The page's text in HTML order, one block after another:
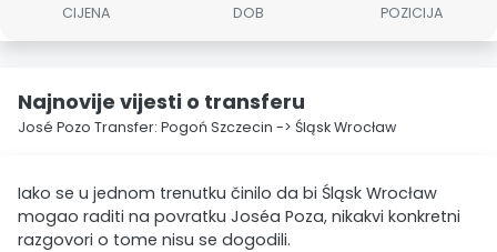
CIJENA DOB POZICIJA
Najnovije vijesti o transferu
José Pozo Transfer: Pogoń Szczecin -> Śląsk Wrocław
Iako se u jednom trenutku činilo da bi Śląsk Wrocław
mogao raditi na povratku Joséa Poza, nikakvi konkretni
razgovori o tome nisu se dogodili.